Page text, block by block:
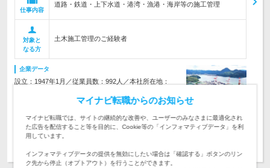
仕事内容
道路・鉄道・上下水道・港湾・漁港・海岸等の施工管理
対象と
なる方
土木施工管理のご経験者
企業データ
設立：1947年1月／従業員数：992人／本社所在地：
求人詳細を見る
マイナビ転職からのお知らせ
マイナビ転職では、サイトの継続的な改善や、ユーザーのみなさまに最適化され
た広告を配信すること等を目的に、Cookie等の「インフォマティブデータ」を利
用しています。
インフォマティブデータの提供を無効にしたい場合は「確認する」ボタンのリン
ク先から停止（オプトアウト）を行うことができます。